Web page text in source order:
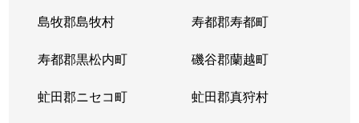
島牧郡島牧村 寿都郡寿都町
寿都郡黒松内町 磯谷郡蘭越町
虻田郡ニセコ町 虻田郡真狩村